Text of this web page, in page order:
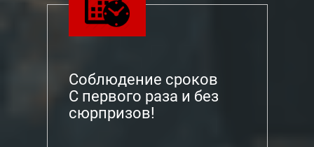
Соблюдение сроков
С первого раза и без
сюрпризов!